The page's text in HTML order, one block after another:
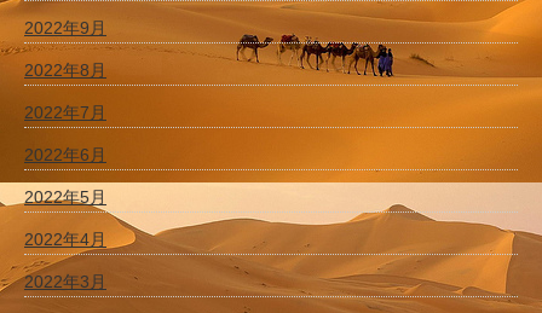
2022年9月
2022年8月
2022年7月
2022年6月
2022年5月
2022年4月
2022年3月